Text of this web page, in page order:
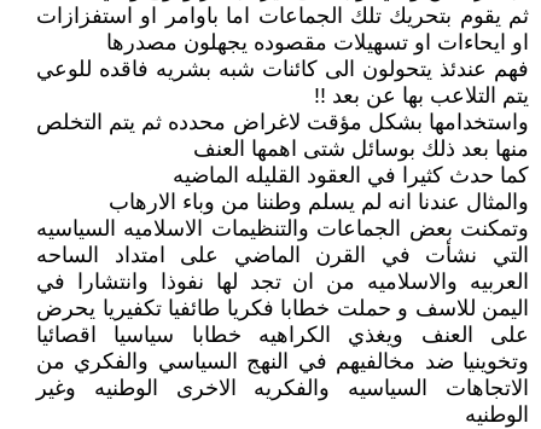
ثم يقوم بتحريك تلك الجماعات اما باوامر او استفزازات
او ايحاءات او تسهيلات مقصوده يجهلون مصدرها
فهم عندئذ يتحولون الى كائنات شبه بشريه فاقده للوعي
يتم التلاعب بها عن بعد !!
واستخدامها بشكل مؤقت لاغراض محدده ثم يتم التخلص
منها بعد ذلك بوسائل شتى اهمها العنف
كما حدث كثيرا في العقود القليله الماضيه
والمثال عندنا انه لم يسلم وطننا من وباء الارهاب
وتمكنت بعض الجماعات والتنظيمات الاسلاميه السياسيه
التي نشأت في القرن الماضي على امتداد الساحه
العربيه والاسلاميه من ان تجد لها نفوذا وانتشارا في
اليمن للاسف و حملت خطابا فكريا طائفيا تكفيريا يحرض
على العنف ويغذي الكراهيه خطابا سياسيا اقصائيا
وتخوينيا ضد مخالفيهم في النهج السياسي والفكري من
الاتجاهات السياسيه والفكريه الاخرى الوطنيه وغير
الوطنيه